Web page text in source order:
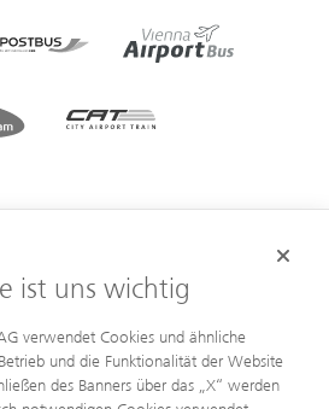
ist uns wichtig
verwendet Cookies und ähnliche
und die Funktionalität der Website
des Banners über das „X“ werden